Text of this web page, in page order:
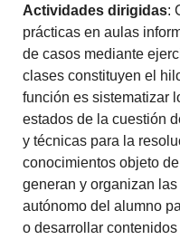
Actividades dirigidas:
prácticas en aulas
de casos mediante
clases constituyen el
función es sistematizar
estados de la cuestión
y técnicas para la
conocimientos objeto
generan y organizan
autónomo del alumno
o desarrollar